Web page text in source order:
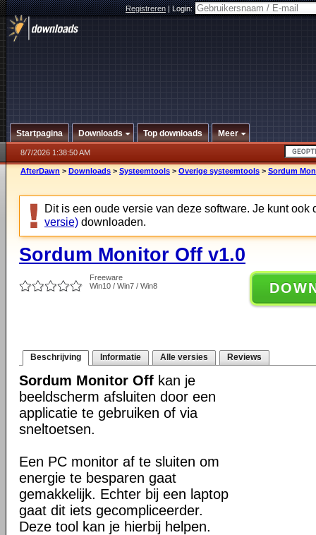
Registreren|Login:
Startpagina Downloads Top downloads Meer
8/7/2026 1:38:50 AM
AfterDawn > Downloads > Systeemtools > Overige systeemtools > Sordum
Dit is een oude versie van deze software. Je kunt ook
versie) downloaden.
Sordum Monitor Off v1.0
Freeware
Win10 / Win7 / Win8
Beschrijving Informatie Alle versies Reviews
Sordum Monitor Off kan je
beeldscherm afsluiten door een
applicatie te gebruiken of via
sneltoetsen.
Een PC monitor af te sluiten om
energie te besparen gaat
gemakkelijk. Echter bij een laptop
gaat dit iets gecompliceerder.
Deze tool kan je hierbij helpen.